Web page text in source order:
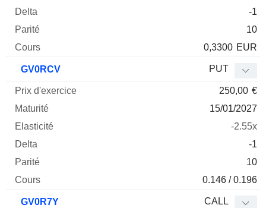
-1
10
0,3300 EUR
GV0RCV PUT
250,00 €
15/01/2027
-2.55x
-1
10
0.146 / 0.196
GV0R7Y CALL